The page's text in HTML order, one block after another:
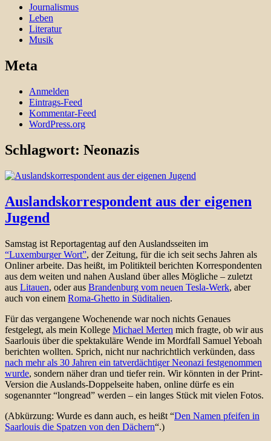
Journalismus
Leben
Literatur
Musik
Meta
Anmelden
Eintrags-Feed
Kommentar-Feed
WordPress.org
Schlagwort: Neonazis
Auslandskorrespondent aus der eigenen
Jugend
Samstag ist Reportagentag auf den Auslandsseiten im
“Luxemburger Wort”, der Zeitung, für die ich seit sechs Jahren als
Onliner arbeite. Das heißt, im Politikteil berichten Korrespondenten
aus dem weiten und nahen Ausland über alles Mögliche – zuletzt
aus Litauen, oder aus Brandenburg vom neuen Tesla-Werk, aber
auch von einem Roma-Ghetto in Süditalien.
Für das vergangene Wochenende war noch nichts Genaues
festgelegt, als mein Kollege Michael Merten mich fragte, ob wir aus
Saarlouis über die spektakuläre Wende im Mordfall Samuel Yeboah
berichten wollten. Sprich, nicht nur nachrichtlich verkünden, dass
nach mehr als 30 Jahren ein tatverdächtiger Neonazi festgenommen
wurde, sondern näher dran und tiefer rein. Wir könnten in der Print-
Version die Auslands-Doppelseite haben, online dürfe es ein
sogenannter “longread” werden – ein langes Stück mit vielen Fotos.
(Abkürzung: Wurde es dann auch, es heißt “Den Namen pfeifen in
Saarlouis die Spatzen von den Dächern“.)